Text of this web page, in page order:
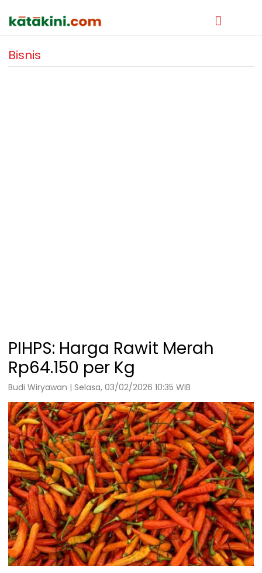
Bisnis
PIHPS: Harga Rawit Merah
Rp64.150 per Kg
Budi Wiryawan | Selasa, 03/02/2026 10:35 WIB